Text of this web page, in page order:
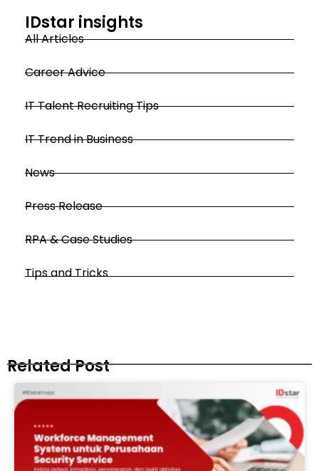
IDstar insights
All Articles
Career Advice
IT Talent Recruiting Tips
IT Trend in Business
News
Press Release
RPA & Case Studies
Tips and Tricks
Related Post